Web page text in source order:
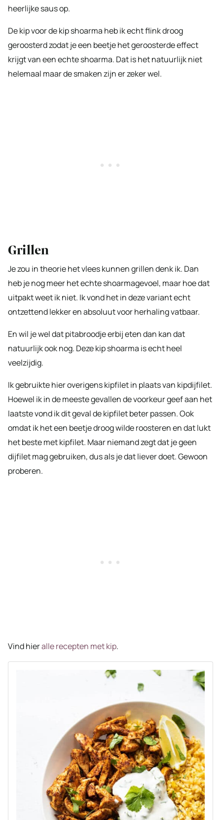
heerlijke saus op.
De kip voor de kip shoarma heb ik echt flink droog
geroosterd zodat je een beetje het geroosterde effect
krijgt van een echte shoarma. Dat is het natuurlijk niet
helemaal maar de smaken zijn er zeker wel.
Grillen
Je zou in theorie het vlees kunnen grillen denk ik. Dan
heb je nog meer het echte shoarmagevoel, maar hoe dat
uitpakt weet ik niet. Ik vond het in deze variant echt
ontzettend lekker en absoluut voor herhaling vatbaar.
En wil je wel dat pitabroodje erbij eten dan kan dat
natuurlijk ook nog. Deze kip shoarma is echt heel
veelzijdig.
Ik gebruikte hier overigens kipfilet in plaats van kipdijfilet.
Hoewel ik in de meeste gevallen de voorkeur geef aan het
laatste vond ik dit geval de kipfilet beter passen. Ook
omdat ik het een beetje droog wilde roosteren en dat lukt
het beste met kipfilet. Maar niemand zegt dat je geen
dijfilet mag gebruiken, dus als je dat liever doet. Gewoon
proberen.
Vind hieralle recepten met kip.